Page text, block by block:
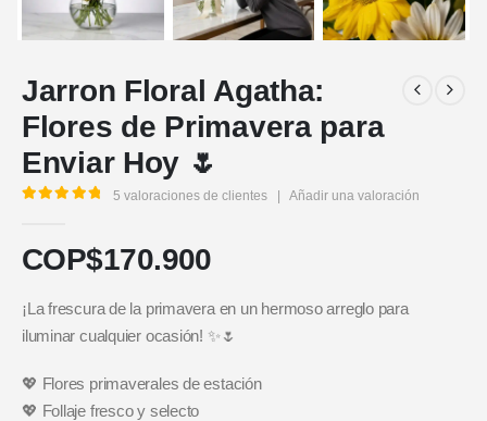
Jarron Floral Agatha:
Flores de Primavera para
Enviar Hoy 🌷
5 valoraciones de clientes | Añadir una valoración
COP$170.900
¡La frescura de la primavera en un hermoso arreglo para
iluminar cualquier ocasión! ✨🌷
💖 Flores primaverales de estación
💖 Follaje fresco y selecto